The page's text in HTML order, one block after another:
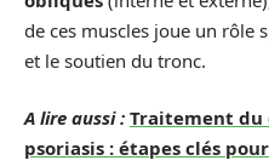
de ces muscles joue un rôle
et le soutien du tronc.
A lire aussi : Traitement du
psoriasis : étapes clés